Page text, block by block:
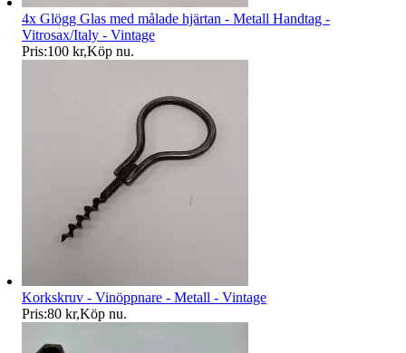
4x Glögg Glas med målade hjärtan - Metall Handtag -
Vitrosax/Italy - Vintage
Pris:100 kr,Köp nu.
Korkskruv - Vinöppnare - Metall - Vintage
Pris:80 kr,Köp nu.